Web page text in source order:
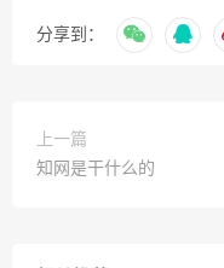
分享到：
上一篇
知网是干什么的